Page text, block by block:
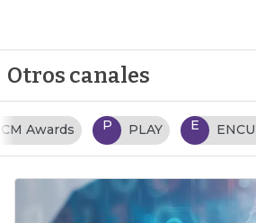
Otros canales
P PLAY E ENCUENTROS